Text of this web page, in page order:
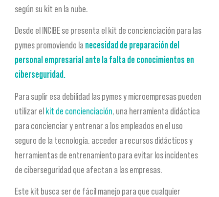
según su kit en la nube.
Desde el INCIBE se presenta el kit de concienciación para las
pymes promoviendo la necesidad de preparación del
personal empresarial ante la falta de conocimientos en
ciberseguridad.
Para suplir esa debilidad las pymes y microempresas pueden
utilizar elkit de concienciación, una herramienta didáctica
para concienciar y entrenar a los empleados en el uso
seguro de la tecnología. acceder a recursos didácticos y
herramientas de entrenamiento para evitar los incidentes
de ciberseguridad que afectan a las empresas.
Este kit busca ser de fácil manejo para que cualquier